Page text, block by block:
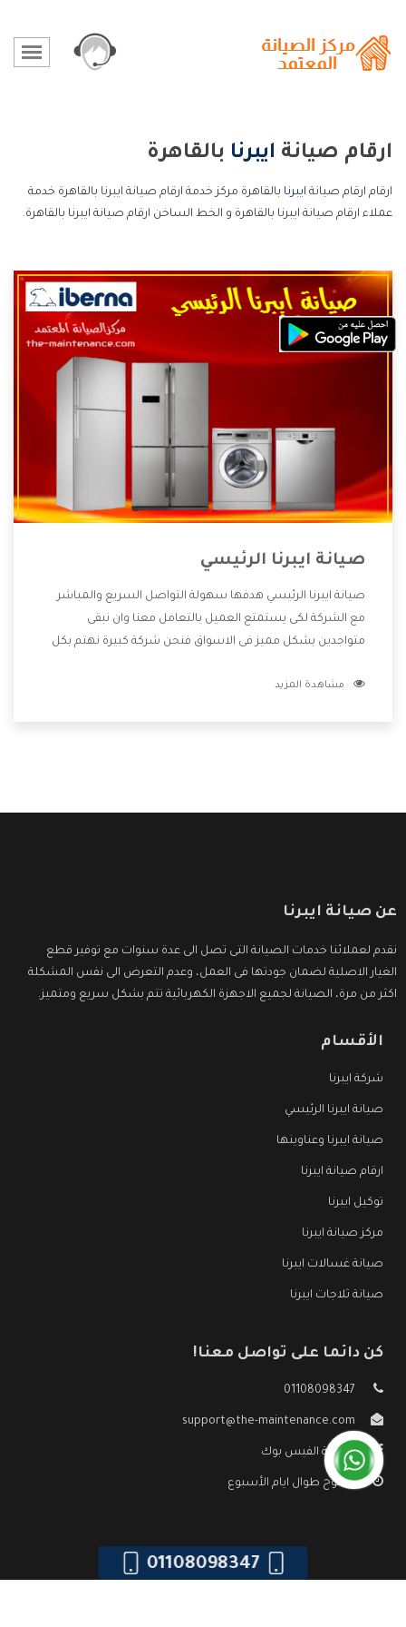
ارقام صيانة ايبرنا بالقاهرة
ارقام ارقام صيانة ايبرنا بالقاهرة مركز خدمة ارقام صيانة ايبرنا بالقاهرة خدمة
عملاء ارقام صيانة ايبرنا بالقاهرة و الخط الساخن ارقام صيانة ايبرنا بالقاهرة.
صيانة ايبرنا الرئيسي
صيانة ايبرنا الرئيسي هدفها سهولة التواصل السريع والمباشر
مع الشركة لكى يستمتع العميل بالتعامل معنا وان نبقى
متواجدين بشكل مميز فى الاسواق فنحن شركة كبيرة نهتم بكل
الشركة بها والتى تكون منها خدمة الصيانة التى تكون من أهم
مشاهدة المزيد
عن صيانة ايبرنا
نقدم لعملائنا خدمات الصيانة التى تصل الى عدة سنوات مع توفير قطع
الغيار الاصلية لضمان جودتها فى العمل، وعدم التعرض الى نفس المشكلة
اكثر من مرة، الصيانة لجميع الاجهزة الكهربائية تتم بشكل سريع ومتميز.
الأقسام
شركة ايبرنا
صيانة ايبرنا الرئيسي
صيانة ايبرنا وعناوينها
ارقام صيانة ايبرنا
توكيل ايبرنا
مركز صيانة ايبرنا
صيانة غسالات ايبرنا
صيانة ثلاجات ايبرنا
كن دائما على تواصل معنا!
01108098347
support@the-maintenance.com
صفحة الفيس بوك
مفتوح طوال ايام الأسبوع
01108098347